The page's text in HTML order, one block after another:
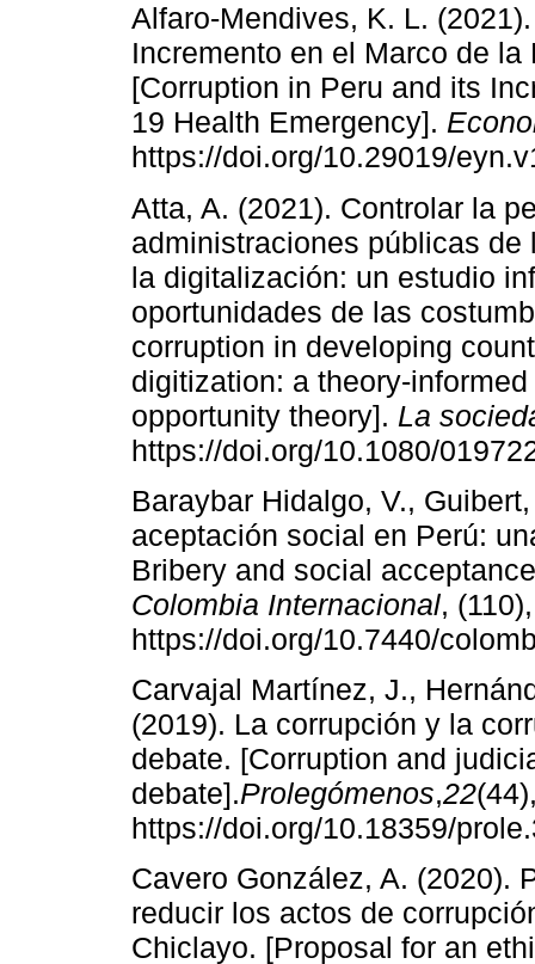
Alfaro-Mendives, K. L.
Incremento en el Marco de
[Corruption in Peru and its
19 Health Emergency].
https://doi.org/10.29019/
Atta, A. (2021). Controlar la
administraciones públicas
la digitalización: un estudio
oportunidades de las
corruption in developing
digitization: a theory-
opportunity theory]. La
https://doi.org/10.1080/
Baraybar Hidalgo, V.,
aceptación social en Perú:
Bribery and social
Colombia Internacional,
https://doi.org/10.7440/
Carvajal Martínez, J.,
(2019). La corrupción y la
debate. [Corruption and
debate].Prolegómenos,22
https://doi.org/10.18359/
Cavero González, A. (2020).
reducir los actos de
Chiclayo. [Proposal for an